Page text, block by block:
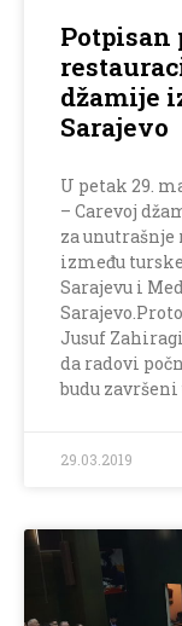
Potpisan
džamije
Sarajevo
U petak 29.
– Carevoj
za
između
Sarajevu i
Jusuf
da radovi
budu završeni
29.03.2019